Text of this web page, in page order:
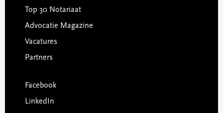
Top 30 Notariaat
Advocatie Magazine
Vacatures
Partners
Facebook
LinkedIn